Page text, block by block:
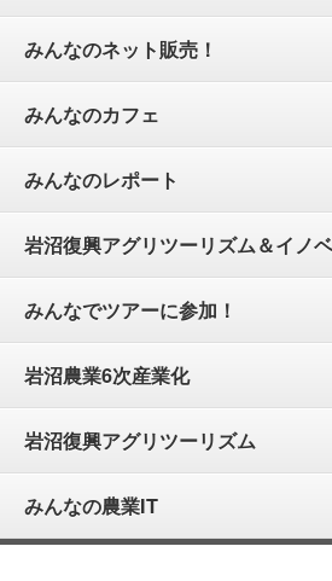
みんなのネット販売！
みんなのカフェ
みんなのレポート
岩沼復興アグリツーリズム＆イノ
みんなでツアーに参加！
岩沼農業6次産業化
岩沼復興アグリツーリズム
みんなの農業IT